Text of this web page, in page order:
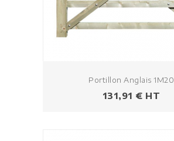
Portillon Anglais 1M20
Prix
131,91 € HT